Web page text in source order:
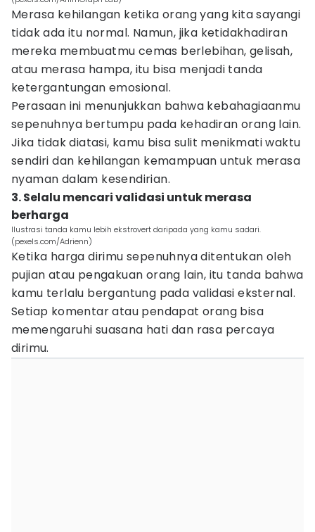
Merasa kehilangan ketika orang yang kita sayangi
tidak ada itu normal. Namun, jika ketidakhadiran
mereka membuatmu cemas berlebihan, gelisah,
atau merasa hampa, itu bisa menjadi tanda
ketergantungan emosional.
Perasaan ini menunjukkan bahwa kebahagiaanmu
sepenuhnya bertumpu pada kehadiran orang lain.
Jika tidak diatasi, kamu bisa sulit menikmati waktu
sendiri dan kehilangan kemampuan untuk merasa
nyaman dalam kesendirian.
3. Selalu mencari validasi untuk merasa
berharga
Ilustrasi tanda kamu lebih ekstrovert daripada yang kamu sadari.
(pexels.com/Adrienn)
Ketika harga dirimu sepenuhnya ditentukan oleh
pujian atau pengakuan orang lain, itu tanda bahwa
kamu terlalu bergantung pada validasi eksternal.
Setiap komentar atau pendapat orang bisa
memengaruhi suasana hati dan rasa percaya
dirimu.